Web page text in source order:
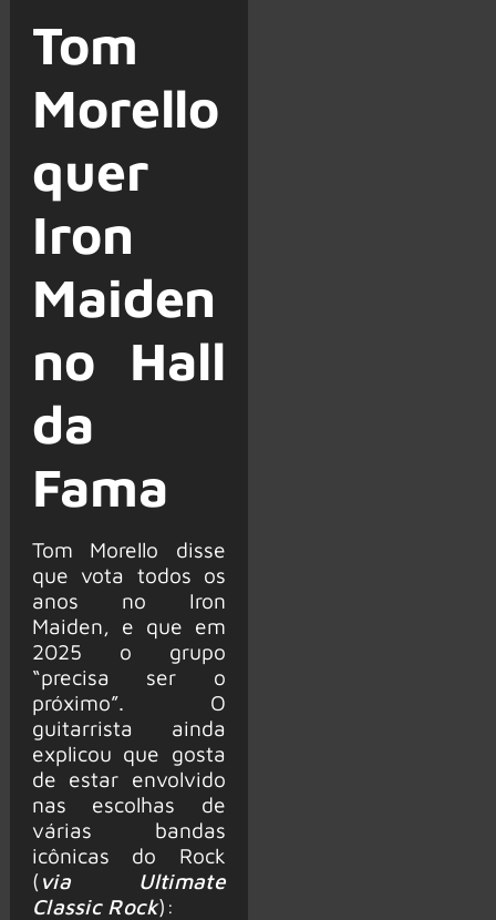
Tom
Morello
quer
Iron
Maiden
no Hall
da
Fama
Tom Morello disse
que vota todos os
anos no Iron
Maiden, e que em
2025 o grupo
“precisa ser o
próximo”. O
guitarrista ainda
explicou que gosta
de estar envolvido
nas escolhas de
várias bandas
icônicas do Rock
(via Ultimate
Classic Rock):